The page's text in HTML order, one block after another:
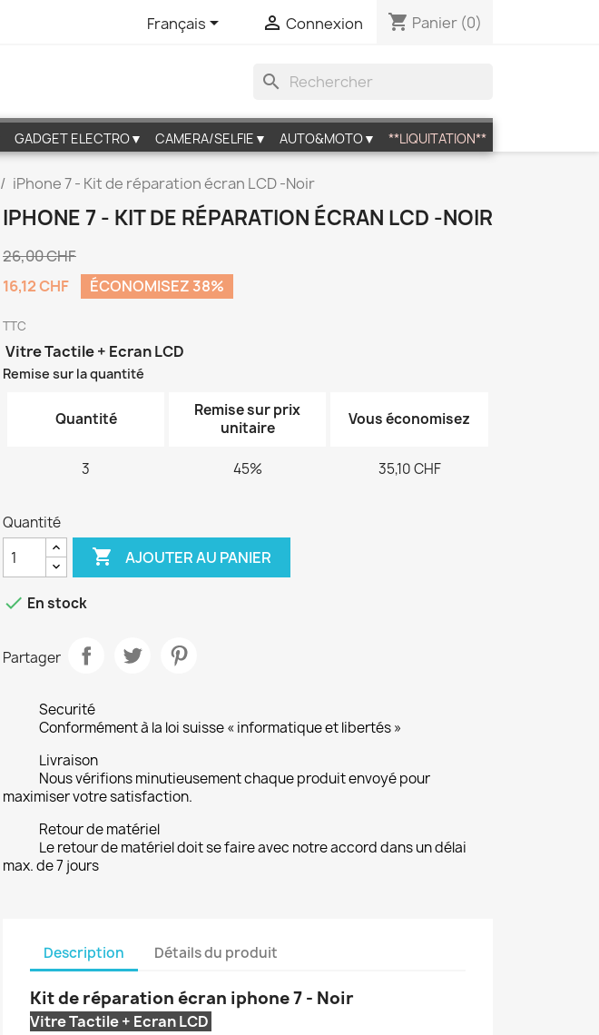
Français  Connexion shopping_cart Panier (0)
search
GADGET ELECTRO▼ CAMERA/SELFIE▼ AUTO&MOTO▼ **LIQUITATION**
iPhone 7 - Kit de réparation écran LCD -Noir
IPHONE 7 - KIT DE RÉPARATION ÉCRAN LCD -NOIR
26,00 CHF
16,12 CHF
ÉCONOMISEZ 38%
TTC
Vitre Tactile + Ecran LCD
Remise sur la quantité
Quantité
Remise sur prix
unitaire
Vous économisez
3 45% 35,10 CHF
Quantité
 AJOUTER AU PANIER
 En stock
Partager
Securité
Conformément à la loi suisse « informatique et libertés »
Livraison
Nous vérifions minutieusement chaque produit envoyé pour
maximiser votre satisfaction.
Retour de matériel
Le retour de matériel doit se faire avec notre accord dans un délai
max. de 7 jours
Description Détails du produit
Kit de réparation écran iphone 7 - Noir
Vitre Tactile + Ecran LCD